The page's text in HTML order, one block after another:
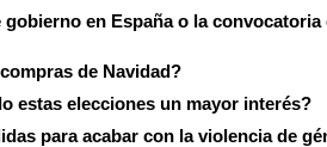
en España o la convocatoria
de Navidad?
estas elecciones un mayor interés?
para acabar con la violencia de